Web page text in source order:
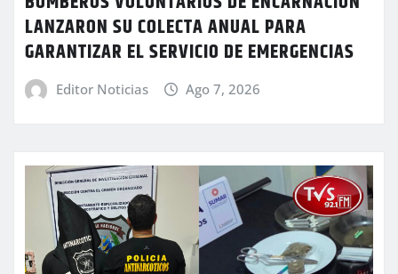
LANZARON SU COLECTA ANUAL PARA
GARANTIZAR EL SERVICIO DE EMERGENCIAS
Editor Noticias Ago 7, 2026